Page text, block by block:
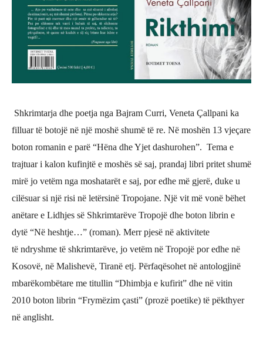
Shkrimtarja dhe poetja nga Bajram Curri, Veneta Çallpani ka
filluar të botojë në një moshë shumë të re. Në moshën 13 vjeçare
boton romanin e parë “Hëna dhe Yjet dashurohen”. Tema e
trajtuar i kalon kufinjtë e moshës së saj, prandaj libri pritet shumë
mirë jo vetëm nga moshatarët e saj, por edhe më gjerë, duke u
cilësuar si një risi në letërsinë Tropojane. Një vit më vonë bëhet
anëtare e Lidhjes së Shkrimtarëve Tropojë dhe boton librin e
dytë “Në heshtje…” (roman). Merr pjesë në aktivitete
të ndryshme të shkrimtarëve, jo vetëm në Tropojë por edhe në
Kosovë, në Malishevë, Tiranë etj. Përfaqësohet në antologjinë
mbarëkombëtare me titullin “Dhimbja e kufirit” dhe në vitin
2010 boton librin “Frymëzim çasti” (prozë poetike) të pëkthyer
në anglisht.